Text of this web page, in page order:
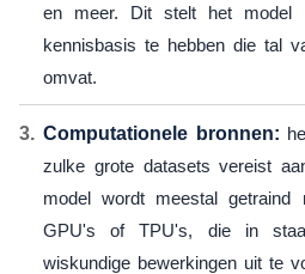
en meer. Dit stelt het model
kennisbasis te hebben die tal
omvat.
Computationele bronnen:
zulke grote datasets vereist
model wordt meestal getraind
GPU's of TPU's, die in
wiskundige bewerkingen uit te